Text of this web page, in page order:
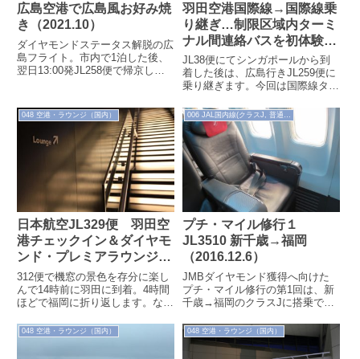
広島空港で広島風お好み焼
き（2021.10）
ダイヤモンドステータス解脱の広
島フライト。市内で1泊した後、
翌日13:00発JL258便で帰京しま
羽田空港国際線→国際線乗
り継ぎ…制限区域内ターミ
ナル間連絡バスを初体験
（2019.6.30）
JL38便にてシンガポールから到
着した後は、広島行きJL259便に
乗り継ぎます。今回は国際線ター
域内のターミナル間連絡バスを初
めて...
048 空港・ラウンジ（国内）
日本航空JL329便 羽田空
港チェックイン＆ダイヤモ
ンド・プレミアラウンジ
（2019.9.6）
312便で機窓の景色を存分に楽し
んで14時前に羽田に到着。4時間
ほどで福岡に折り返します。なん
普通ですが、目的は羽田発の
A350フ...
プチ・マイル修行１
JL3510 新千歳→福岡
（2016.12.6）
JMBダイヤモンド獲得へ向けた
プチ・マイル修行の第1回は、新
千歳→福岡のクラスJに搭乗で
048 空港・ラウンジ（国内） 048 空港・ラウンジ（国内）